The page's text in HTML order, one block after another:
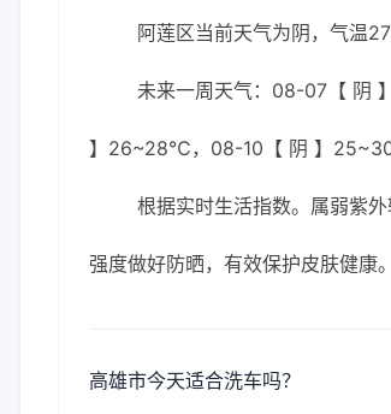
阿莲区当前天气为阴，气温
未来一周天气：08-07【
】26~28℃，08-10【 阴 】
根据实时生活指数。属弱紫
强度做好防晒，有效保护皮肤健康。
高雄市今天适合洗车吗？